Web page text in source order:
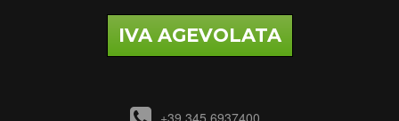
IVA AGEVOLATA